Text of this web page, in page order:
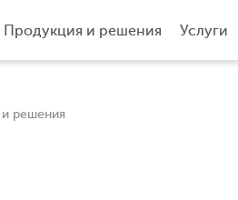
Продукция и решения Услуги
решения